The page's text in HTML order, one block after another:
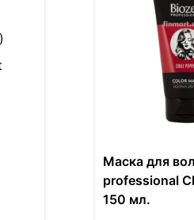
Маска для
professional
150 мл.